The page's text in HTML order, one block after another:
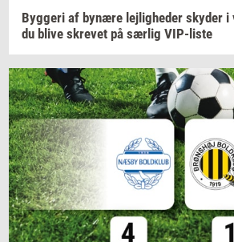
Byg­ge­ri af by­næ­re lej­lig­he­der sky­der i
du blive skre­vet på sær­lig VIP-​liste